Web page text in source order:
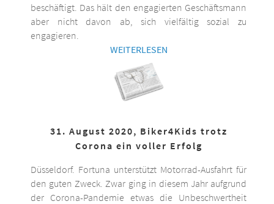
beschäftigt. Das hält den engagierten Geschäftsmann
aber nicht davon ab, sich vielfältig sozial zu
engagieren.
WEITERLESEN
31. August 2020, Biker4Kids trotz
Corona ein voller Erfolg
Düsseldorf. Fortuna unterstützt Motorrad-Ausfahrt für
den guten Zweck. Zwar ging in diesem Jahr aufgrund
der Corona-Pandemie etwas die Unbeschwertheit